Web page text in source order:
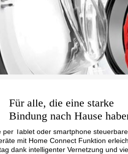
Für alle, die eine starke
Bindung nach Hause
per Tablet oder smartphone
mit Home Connect Funktion
dank intelligenter Vernetzung und